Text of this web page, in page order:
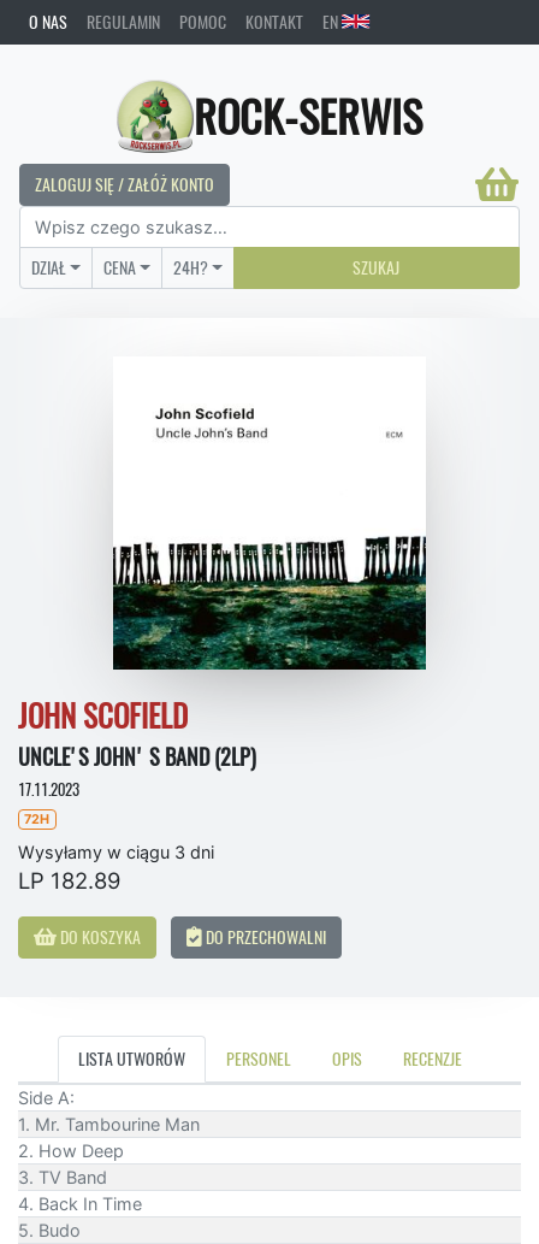
O NAS REGULAMIN POMOC KONTAKT EN
ROCK-SERWIS
ZALOGUJ SIĘ / ZAŁÓŻ KONTO
DZIAŁ CENA 24H? SZUKAJ
JOHN SCOFIELD
UNCLE'S JOHN' S BAND (2LP)
17.11.2023
72H
Wysyłamy w ciągu 3 dni
LP 182.89
DO KOSZYKA DO PRZECHOWALNI
LISTA UTWORÓW PERSONEL OPIS RECENZJE
Side A:
1. Mr. Tambourine Man
2. How Deep
3. TV Band
4. Back In Time
5. Budo